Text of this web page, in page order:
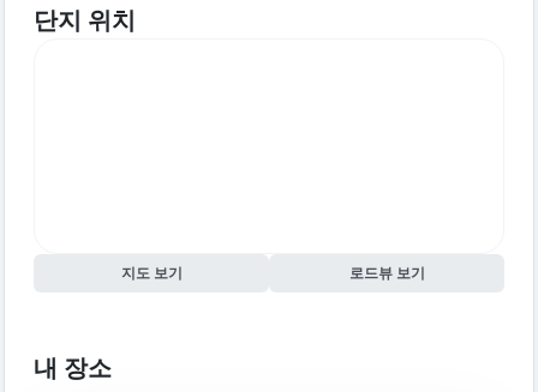
단지 위치
지도 보기 로드뷰 보기
내 장소